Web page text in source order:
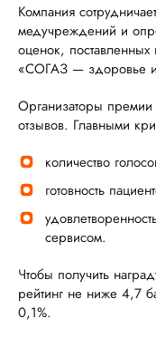
Компания
медучреждений и
оценок,
«СОГАЗ — здоровье и
Организаторы
отзывов. Главными
количество
готовность
сервисом.
Чтобы получить
рейтинг не ниже 4,7
0,1%.